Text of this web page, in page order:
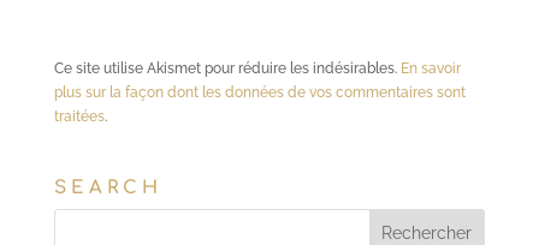
Ce site utilise Akismet pour réduire les indésirables. En savoir
plus sur la façon dont les données de vos commentaires sont
traitées.
SEARCH